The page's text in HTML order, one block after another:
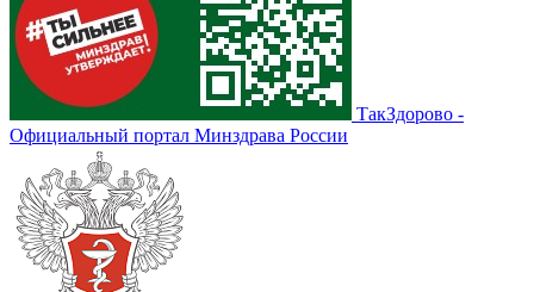
ТакЗдорово -
Официальный портал Минздрава России